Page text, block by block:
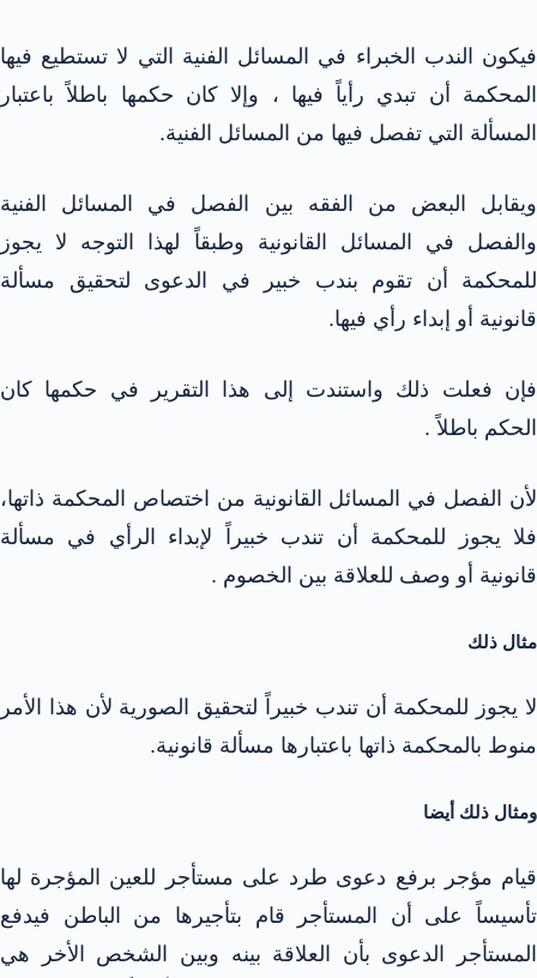
فيكون الندب الخبراء في المسائل الفنية التي لا تستطيع فيها
المحكمة أن تبدي رأياً فيها ، وإلا كان حكمها باطلاً باعتبار
المسألة التي تفصل فيها من المسائل الفنية.
ويقابل البعض من الفقه بين الفصل في المسائل الفنية
والفصل في المسائل القانونية وطبقاً لهذا التوجه لا يجوز
للمحكمة أن تقوم بندب خبير في الدعوى لتحقيق مسألة
قانونية أو إبداء رأي فيها.
فإن فعلت ذلك واستندت إلى هذا التقرير في حكمها كان
الحكم باطلاً .
لأن الفصل في المسائل القانونية من اختصاص المحكمة ذاتها،
فلا يجوز للمحكمة أن تندب خبيراً لإبداء الرأي في مسألة
قانونية أو وصف للعلاقة بين الخصوم .
مثال ذلك
لا يجوز للمحكمة أن تندب خبيراً لتحقيق الصورية لأن هذا الأمر
منوط بالمحكمة ذاتها باعتبارها مسألة قانونية.
ومثال ذلك أيضا
قيام مؤجر برفع دعوى طرد على مستأجر للعين المؤجرة لها
تأسيساً على أن المستأجر قام بتأجيرها من الباطن فيدفع
المستأجر الدعوى بأن العلاقة بينه وبين الشخص الأخر هي